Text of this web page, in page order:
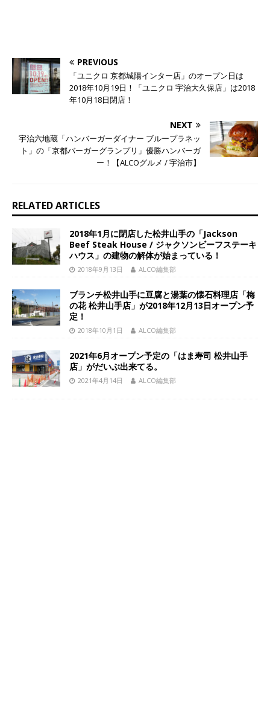
PREVIOUS
「ユニクロ 京都城陽インター店」のオープン日は
2018年10月19日！「ユニクロ 宇治大久保店」は2018
年10月18日閉店！
NEXT
宇治六地蔵「ハンバーガーダイナー ブループラネッ
ト」の「京都バーガーグランプリ」優勝ハンバーガ
ー！【ALCOグルメ / 宇治市】
RELATED ARTICLES
2018年1月に閉店した松井山手の「Jackson
Beef Steak House / ジャクソンビーフステーキ
ハウス」の建物の解体が始まっている！
2018年9月13日 ALCO編集部
ブランチ松井山手に豆腐と湯葉の懐石料理店「梅
の花 松井山手店」が2018年12月13日オープン予
定！
2018年10月1日 ALCO編集部
2021年6月オープン予定の「はま寿司 松井山手
店」がだいぶ出来てる。
2021年4月14日 ALCO編集部